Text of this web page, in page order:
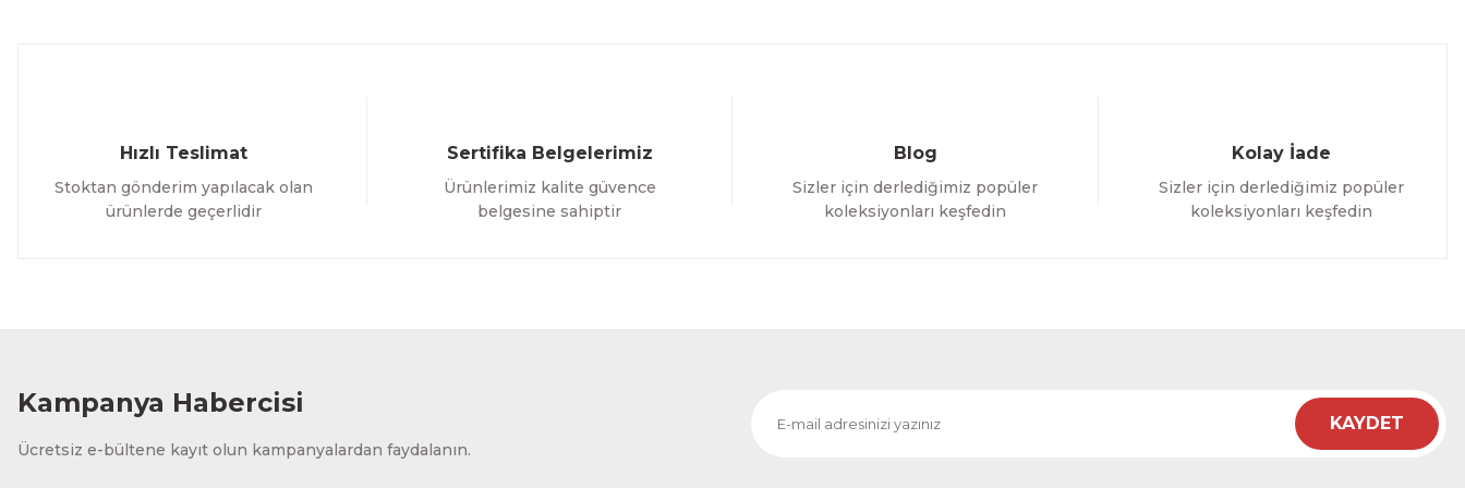
Hızlı Teslimat
Stoktan gönderim yapılacak olan
ürünlerde geçerlidir
Sertifika Belgelerimiz
Ürünlerimiz kalite güvence
belgesine sahiptir
Blog
Sizler için derlediğimiz popüler
koleksiyonları keşfedin
Kolay İade
Sizler için derlediğimiz popüler
koleksiyonları keşfedin
Kampanya Habercisi
Ücretsiz e-bültene kayıt olun kampanyalardan faydalanın.
KAYDET